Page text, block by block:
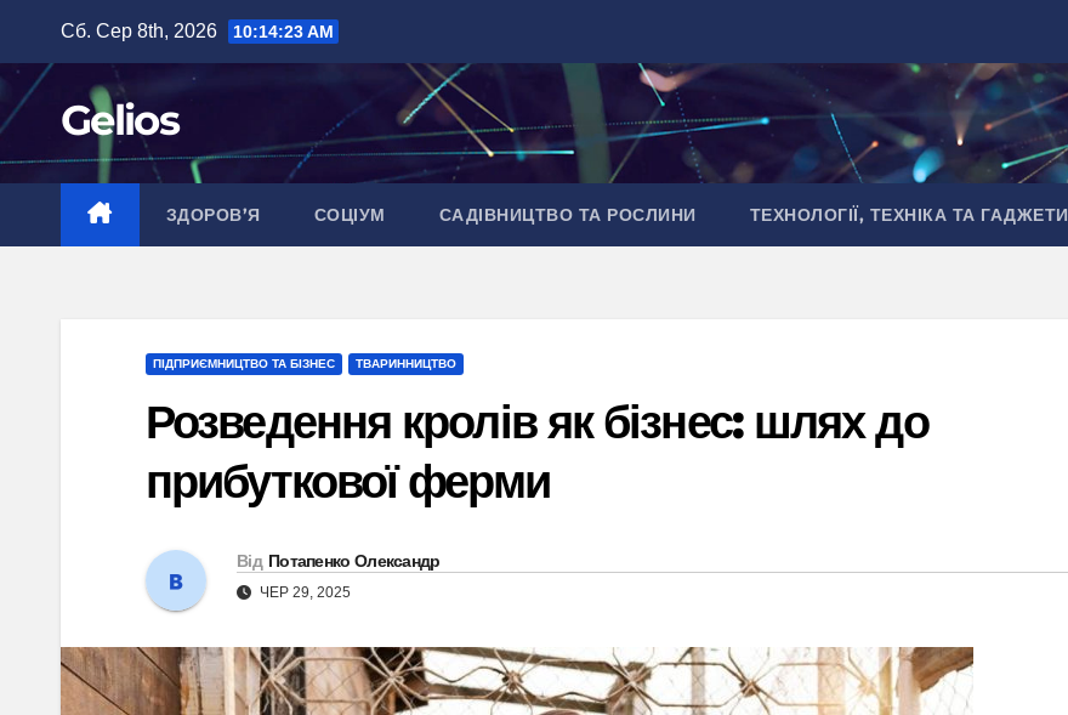
вмісту
Сб. Сер 8th, 2026 10:14:24 AM
Gelios
ЗДОРОВ’Я СОЦІУМ САДІВНИЦТВО ТА РОСЛИНИ ТЕХНОЛОГІЇ, ТЕХНІКА ТА ГАДЖЕТИ
ПІДПРИЄМНИЦТВО ТА БІЗНЕС ТВАРИННИЦТВО
Розведення кролів як бізнес: шлях до
прибуткової ферми
Від Потапенко Олександр
ЧЕР 29, 2025